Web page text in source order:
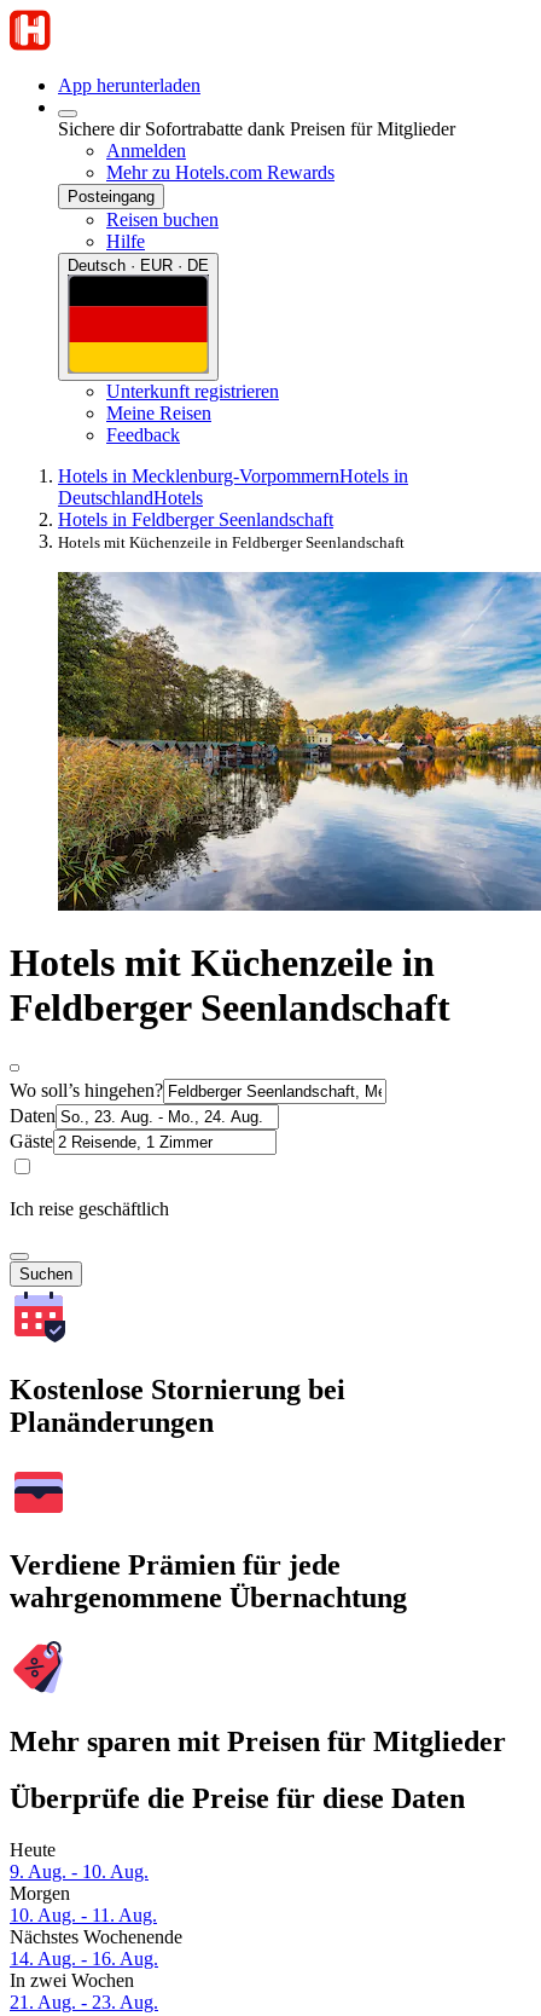
App herunterladen
Sichere dir Sofortrabatte dank Preisen für Mitglieder
Anmelden
Mehr zu Hotels.com Rewards
Posteingang
Reisen buchen
Hilfe
Deutsch · EUR · DE
Unterkunft registrieren
Meine Reisen
Feedback
Hotels in Mecklenburg-VorpommernHotels in
DeutschlandHotels
Hotels in Feldberger Seenlandschaft
Hotels mit Küchenzeile in Feldberger Seenlandschaft
Hotels mit Küchenzeile in
Feldberger Seenlandschaft
Wo soll’s hingehen?
Daten
Gäste
Ich reise geschäftlich
Suchen
Kostenlose Stornierung bei
Planänderungen
Verdiene Prämien für jede
wahrgenommene Übernachtung
Mehr sparen mit Preisen für Mitglieder
Überprüfe die Preise für diese Daten
Heute
9. Aug. - 10. Aug.
Morgen
10. Aug. - 11. Aug.
Nächstes Wochenende
14. Aug. - 16. Aug.
In zwei Wochen
21. Aug. - 23. Aug.